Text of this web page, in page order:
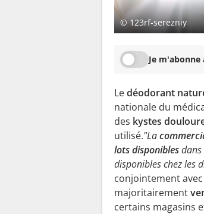
© 123rf-serezniy
Je
Ledéodorant
nationale du
des kystes
utilisé."La
lots disponiblesdans
disponibles chez les
conjointement
majoritairement
certains magasins